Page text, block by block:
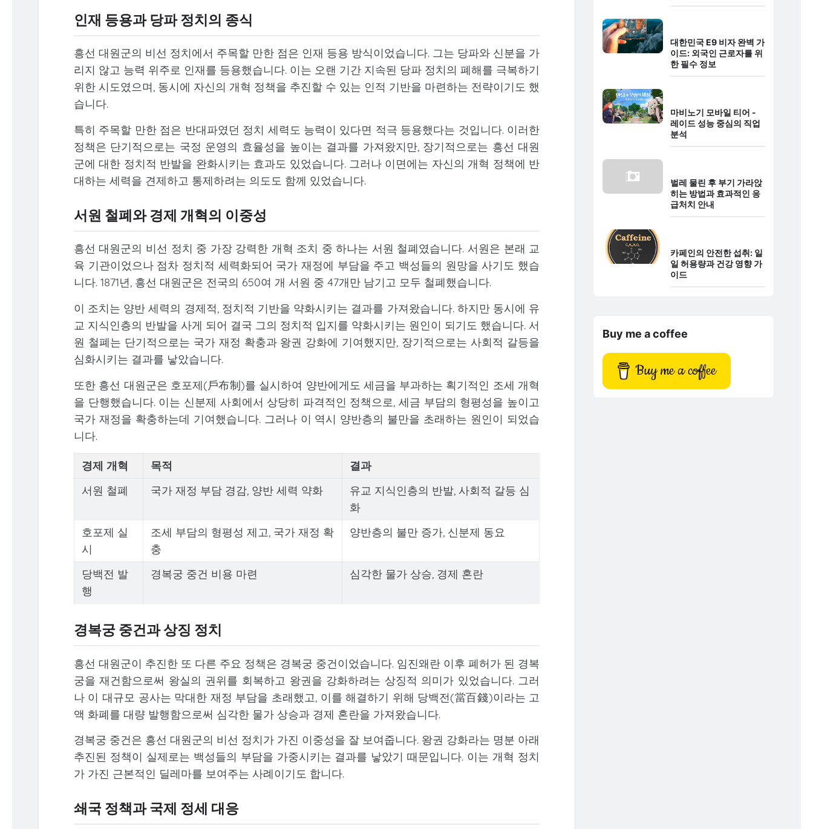
인재 등용과 당파 정치의 종식
흥선 대원군의 비선 정치에서 주목할 만한 점은 인재 등용 방식이었습니다. 그는 당파와 신분을 가
리지 않고 능력 위주로 인재를 등용했습니다. 이는 오랜 기간 지속된 당파 정치의 폐해를 극복하기
위한 시도였으며, 동시에 자신의 개혁 정책을 추진할 수 있는 인적 기반을 마련하는 전략이기도 했
습니다.
특히 주목할 만한 점은 반대파였던 정치 세력도 능력이 있다면 적극 등용했다는 것입니다. 이러한
정책은 단기적으로는 국정 운영의 효율성을 높이는 결과를 가져왔지만, 장기적으로는 흥선 대원
군에 대한 정치적 반발을 완화시키는 효과도 있었습니다. 그러나 이면에는 자신의 개혁 정책에 반
대하는 세력을 견제하고 통제하려는 의도도 함께 있었습니다.
서원 철폐와 경제 개혁의 이중성
흥선 대원군의 비선 정치 중 가장 강력한 개혁 조치 중 하나는 서원 철폐였습니다. 서원은 본래 교
육 기관이었으나 점차 정치적 세력화되어 국가 재정에 부담을 주고 백성들의 원망을 사기도 했습
니다. 1871년, 흥선 대원군은 전국의 650여 개 서원 중 47개만 남기고 모두 철폐했습니다.
이 조치는 양반 세력의 경제적, 정치적 기반을 약화시키는 결과를 가져왔습니다. 하지만 동시에 유
교 지식인층의 반발을 사게 되어 결국 그의 정치적 입지를 약화시키는 원인이 되기도 했습니다. 서
원 철폐는 단기적으로는 국가 재정 확충과 왕권 강화에 기여했지만, 장기적으로는 사회적 갈등을
심화시키는 결과를 낳았습니다.
또한 흥선 대원군은 호포제(戶布制)를 실시하여 양반에게도 세금을 부과하는 획기적인 조세 개혁
을 단행했습니다. 이는 신분제 사회에서 상당히 파격적인 정책으로, 세금 부담의 형평성을 높이고
국가 재정을 확충하는데 기여했습니다. 그러나 이 역시 양반층의 불만을 초래하는 원인이 되었습
니다.
경제 개혁 목적
결과
서원 철폐
국가 재정 부담 경감, 양반 세력 약화
유교 지식인층의 반발, 사회적 갈등 심
화
호포제 실
시
조세 부담의 형평성 제고, 국가 재정 확
충
양반층의 불만 증가, 신분제 동요
당백전 발
행
경복궁 중건 비용 마련 심각한 물가 상승, 경제 혼란
경복궁 중건과 상징 정치
흥선 대원군이 추진한 또 다른 주요 정책은 경복궁 중건이었습니다. 임진왜란 이후 폐허가 된 경복
궁을 재건함으로써 왕실의 권위를 회복하고 왕권을 강화하려는 상징적 의미가 있었습니다. 그러
나 이 대규모 공사는 막대한 재정 부담을 초래했고, 이를 해결하기 위해 당백전(當百錢)이라는 고
액 화폐를 대량 발행함으로써 심각한 물가 상승과 경제 혼란을 가져왔습니다.
경복궁 중건은 흥선 대원군의 비선 정치가 가진 이중성을 잘 보여줍니다. 왕권 강화라는 명분 아래
추진된 정책이 실제로는 백성들의 부담을 가중시키는 결과를 낳았기 때문입니다. 이는 개혁 정치
가 가진 근본적인 딜레마를 보여주는 사례이기도 합니다.
쇄국 정책과 국제 정세 대응
대한민국 E9 비자 완벽 가
이드: 외국인 근로자를 위
한 필수 정보
마비노기 모바일 티어 -
레이드 성능 중심의 직업
분석
벌레 물린 후 부기 가라앉
히는 방법과 효과적인 응
급처치 안내
카페인의 안전한 섭취: 일
일 허용량과 건강 영향 가
이드
Buy me a coffee
Buy me a coffee